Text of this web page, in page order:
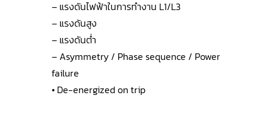
– แรงดันไฟฟ้าในการทำงาน L1/L3
– แรงดันสูง
– แรงดันต่ำ
– Asymmetry / Phase sequence / Power
failure
• De-energized on trip